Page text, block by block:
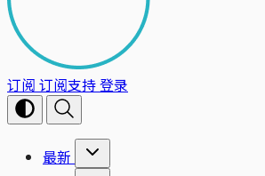
订阅 订阅支持登录
最新